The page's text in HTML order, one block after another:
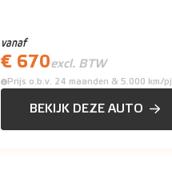
vanaf
€ 670excl. BTW
Prijs o.b.v. 24 maanden & 5.000 km/pj
BEKIJK DEZE AUTO